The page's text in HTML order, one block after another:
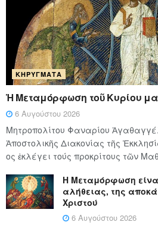
ΚΗΡΎΓΜΑΤΑ
Ἡ Μεταμόρφωση τοῦ Κυρίου
6 Αυγούστου 2026
Μητροπολίτου Φαναρίου
Ἀποστολικῆς Διακονίας τῆς
ος ἐκλέγει τούς προ­κρί­τους τῶν
Η Μεταμόρφωση
αλήθειας, της
Χριστού
6 Αυγούστου 2026